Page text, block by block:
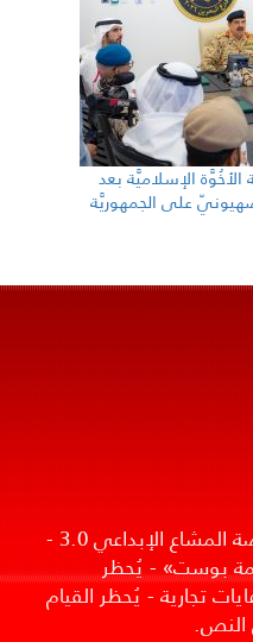
الإسلاميَّة بعد
على الجمهوريَّة
منامة بوست متوفرة تحت رخصة المشاع الإبداعي 3.0 -
- يُحظر
- يُحظر القيام